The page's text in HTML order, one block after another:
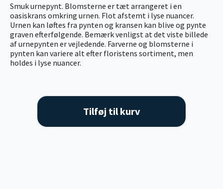
Smuk urnepynt. Blomsterne er tæt arrangeret i en
oasiskrans omkring urnen. Flot afstemt i lyse nuancer.
Urnen kan løftes fra pynten og kransen kan blive og pynte
graven efterfølgende. Bemærk venligst at det viste billede
af urnepynten er vejledende. Farverne og blomsterne i
pynten kan variere alt efter floristens sortiment, men
holdes i lyse nuancer.
Tilføj til kurv